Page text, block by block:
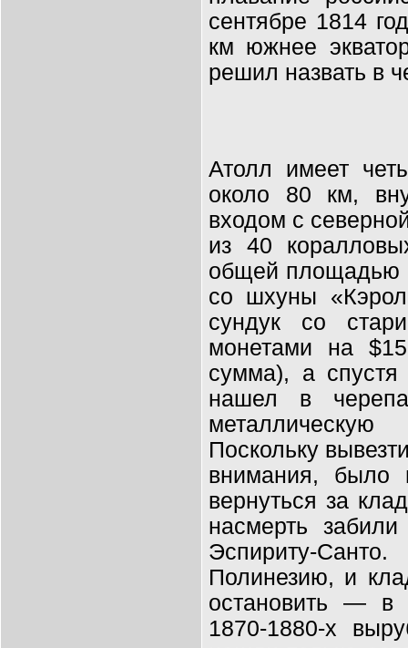
сентябре 1814
км южнее
решил назвать в
Атолл имеет
около 80 км,
входом с
из 40
общей площадью
со шхуны
сундук со
монетами на
сумма), а
нашел в
Поскольку
внимания, было
вернуться за
насмерть
Эспириту-
Полинезию, и
остановить — в
1870-1880-х